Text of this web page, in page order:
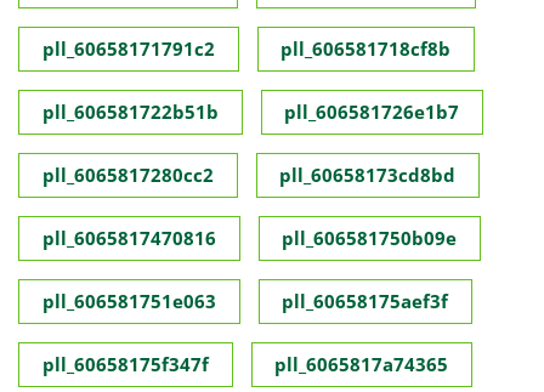
pll_60658171791c2 pll_606581718cf8b
pll_606581722b51b pll_606581726e1b7
pll_6065817280cc2 pll_60658173cd8bd
pll_6065817470816 pll_606581750b09e
pll_606581751e063 pll_60658175aef3f
pll_60658175f347f pll_6065817a74365